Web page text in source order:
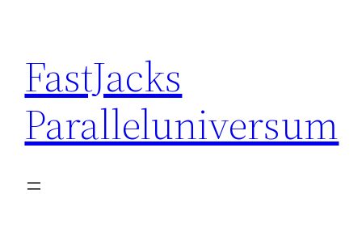
content
FastJacks
Paralleluniversum